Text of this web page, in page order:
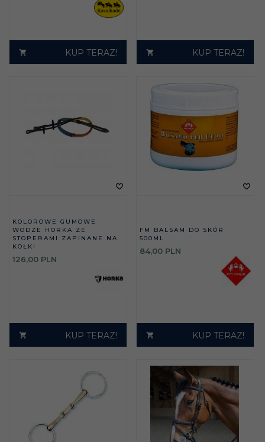
KUP TERAZ! KUP TERAZ!
KOLOROWE GUMOWE
WODZE HORKA ZE
STOPERAMI ZAPINANE NA
KOŁKI
126,00 PLN
KUP TERAZ!
FM BALSAM DO SKÓR
500ML
84,00 PLN
KUP TERAZ!